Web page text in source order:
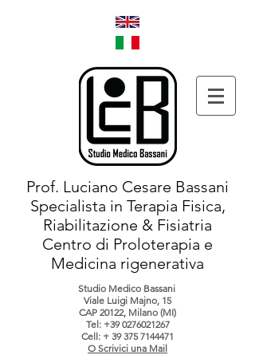
Prof. Luciano Cesare Bassani
Specialista in Terapia Fisica,
Riabilitazione & Fisiatria
Centro di Proloterapia e
Medicina rigenerativa
Studio Medico Bassani
Viale Luigi Majno, 15
CAP 20122, Milano (MI)
Tel: +39 0276021267
Cell: + 39 375 7144471
O Scrivici una Mail